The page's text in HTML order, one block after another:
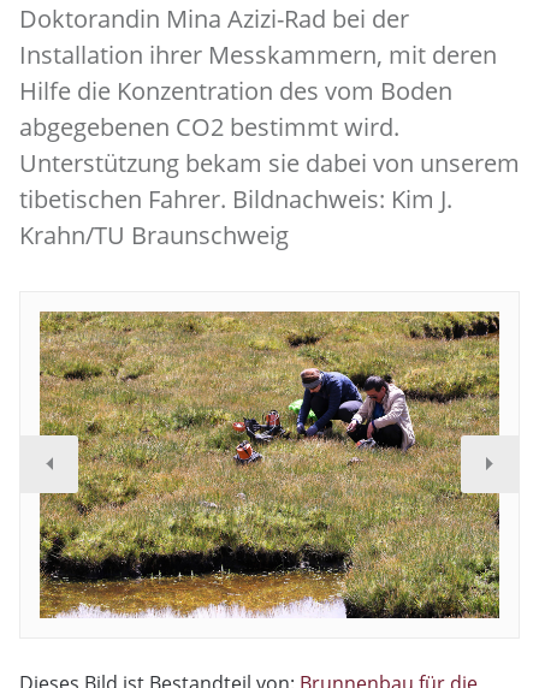
Doktorandin Mina Azizi-Rad bei der
Installation ihrer Messkammern, mit deren
Hilfe die Konzentration des vom Boden
abgegebenen CO2 bestimmt wird.
Unterstützung bekam sie dabei von unserem
tibetischen Fahrer. Bildnachweis: Kim J.
Krahn/TU Braunschweig